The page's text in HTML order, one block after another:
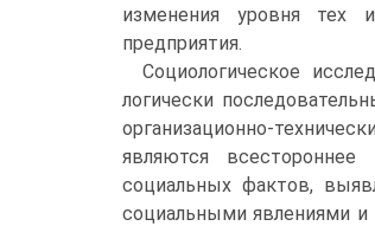
изменения уровня тех
предприятия.
Социологическое
логически
организационно-
являются всестороннее
социальных фактов,
социальными явлениями и